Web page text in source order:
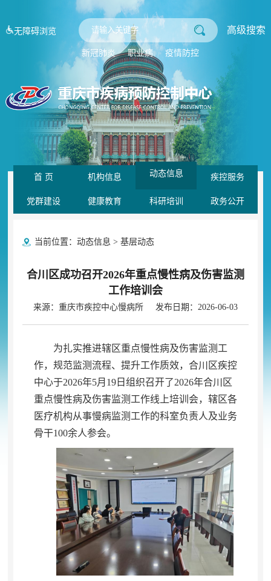
无障碍浏览 高级搜索
新冠肺炎 职业病 疫情防控
首 页 机构信息 动态信息 疾控服务
党群建设 健康教育 科研培训 政务公开
当前位置： 动态信息 > 基层动态
合川区成功召开2026年重点慢性病及伤害监测
工作培训会
来源：重庆市疾控中心慢病所 发布日期：2026-06-03
为扎实推进辖区重点慢性病及伤害监测工
作， 规范监测流程、提升工作质效，合川区疾控
中心于2026年5月19日组织召开了2026年合川区
重点慢性病及伤害监测工作线上培训会， 辖区各
医疗机构从事慢病监测工作的科室负责人及业务
骨干100余人参会。